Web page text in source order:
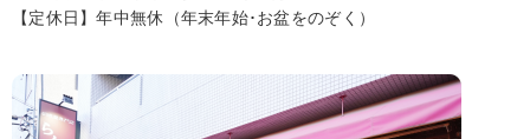
【定休日】年中無休（年末年始･お盆をのぞく）